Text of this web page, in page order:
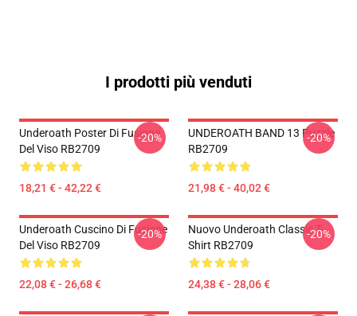
I prodotti più venduti
Underoath Poster Di Fusione
Del Viso RB2709
18,21 € - 42,22 €
-20%
UNDEROATH BAND 13 Puzzle
RB2709
21,98 € - 40,02 €
-20%
Underoath Cuscino Di Fusione
Del Viso RB2709
22,08 € - 26,68 €
-20%
Nuovo Underoath Classic T-
Shirt RB2709
24,38 € - 28,06 €
-20%